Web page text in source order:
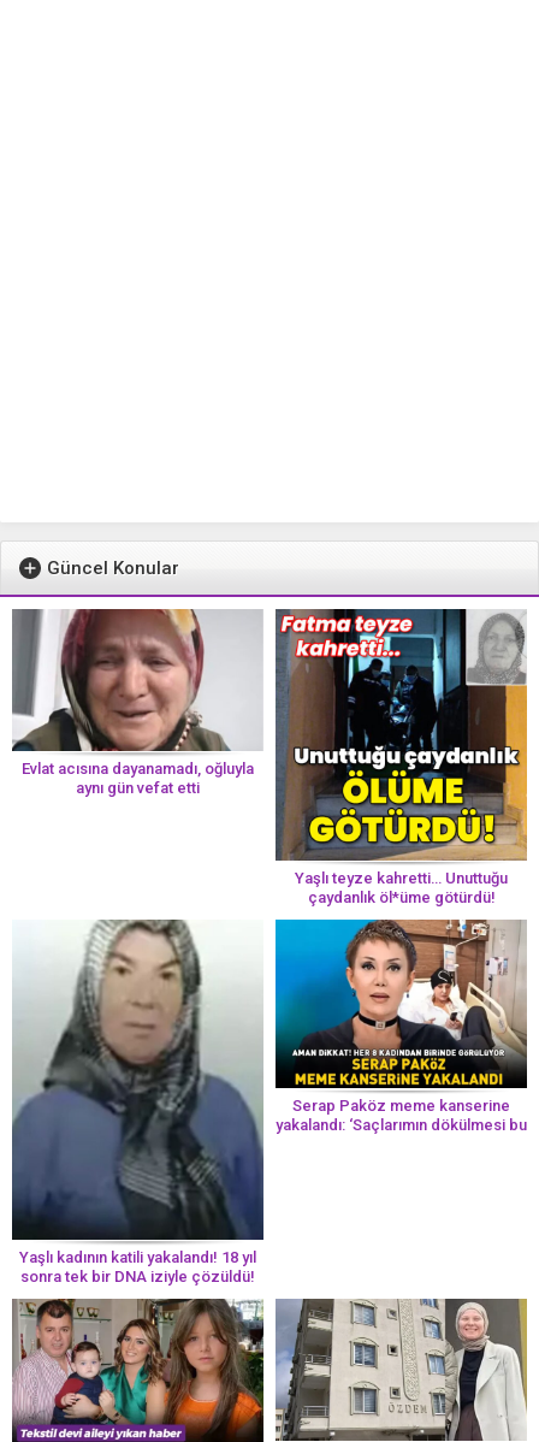
Güncel Konular
Evlat acısına dayanamadı, oğluyla
aynı gün vefat etti
Yaşlı teyze kahretti… Unuttuğu
çaydanlık öl*üme götürdü!
Yaşlı kadının katili yakalandı! 18 yıl
sonra tek bir DNA iziyle çözüldü!
Serap Paköz meme kanserine
yakalandı: ‘Saçlarımın dökülmesi bu